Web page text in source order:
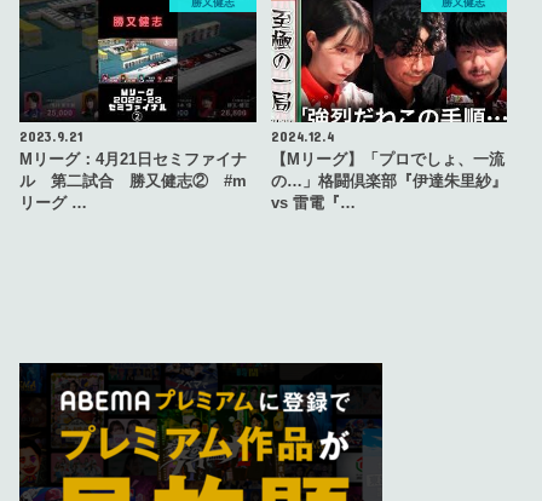
勝又健志
2023.9.21
Mリーグ：4月21日セミファイナ
ル 第二試合 勝又健志② #m
リーグ …
勝又健志
2024.12.4
【Mリーグ】「プロでしょ、一流
の…」格闘倶楽部『伊達朱里紗』
vs 雷電『…